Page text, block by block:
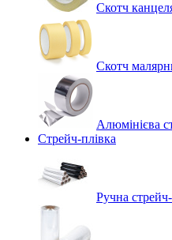
Скотч
Скотч
Алюмінієва
Стрейч-плівка
Ручна